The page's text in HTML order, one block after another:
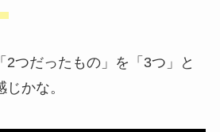
2つだったもの」を「3つ」と
かな。